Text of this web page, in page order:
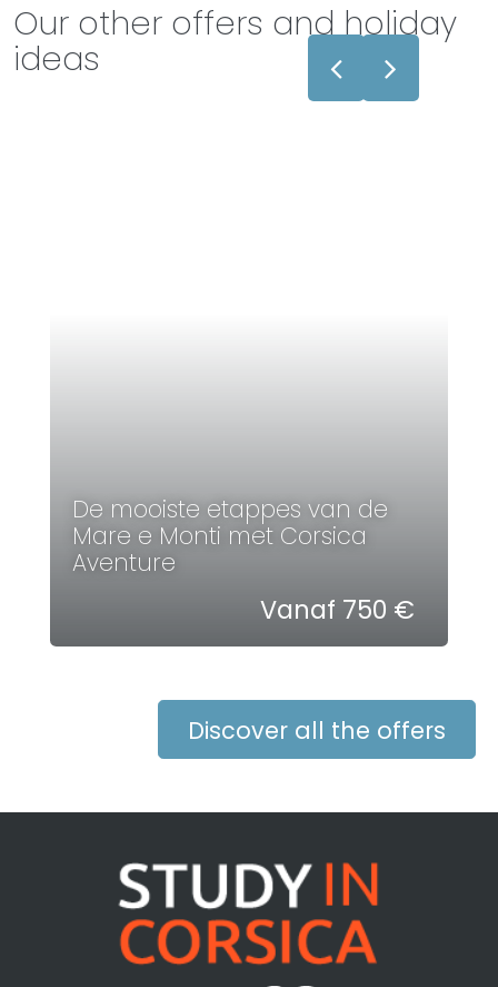
Our other offers and holiday
ideas
De mooiste etappes van de
Mare e Monti met Corsica
Aventure
Vanaf 750 €
Discover all the offers